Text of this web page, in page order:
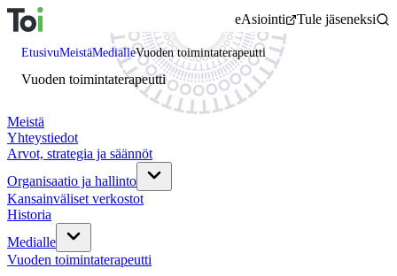
Siirry
sisältöön
eAsiointi Tule jäseneksi
EtusivuMeistäMedialleVuoden toimintaterapeutti
Vuoden toimintaterapeutti
Meistä
Yhteystiedot
Arvot, strategia ja säännöt
Organisaatio ja hallinto
Kansainväliset verkostot
Historia
Medialle
Vuoden toimintaterapeutti